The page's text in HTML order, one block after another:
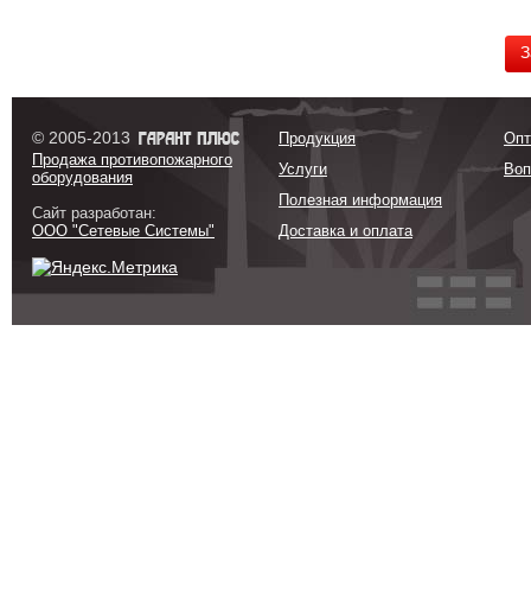
© 2005-2013
Продажа противопожарного
оборудования
Сайт разработан:
ООО "Сетевые Системы"
Продукция
Услуги
Полезная информация
Доставка и оплата